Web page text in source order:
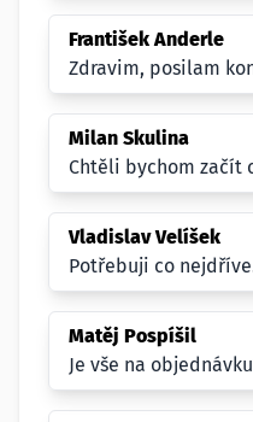
František Anderle
Zdravim, posilam
Milan Skulina
Chtěli bychom začít
Vladislav Velíšek
Potřebuji co
Matěj Pospíšil
Je vše na